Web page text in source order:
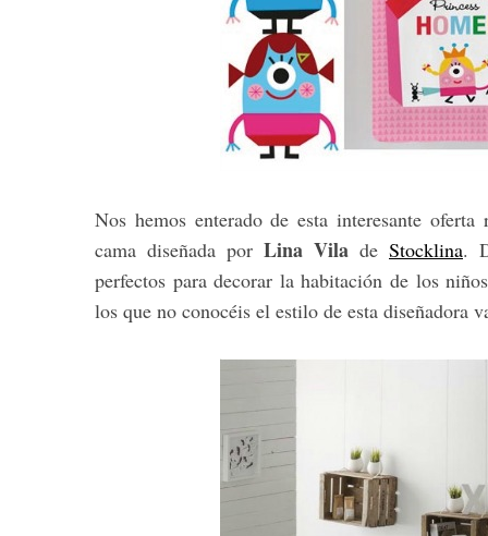
Nos hemos enterado de esta interesante
cama diseñada por Lina Vila de Stocklina.
perfectos para decorar la habitación de los
los que no conocéis el estilo de esta diseñadora
S
e
r
o
r